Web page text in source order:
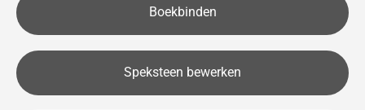
Boekbinden
Speksteen bewerken